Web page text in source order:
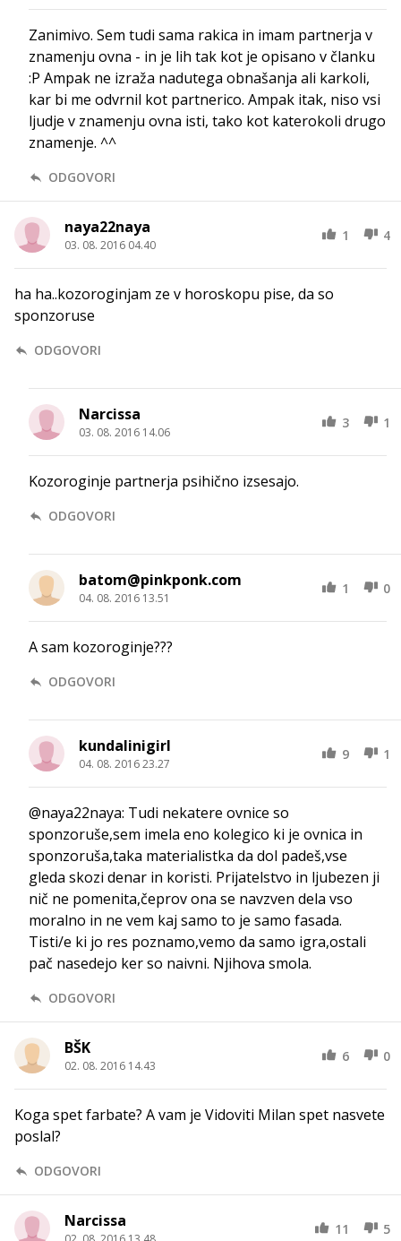
Zanimivo. Sem tudi sama rakica in imam partnerja v
znamenju ovna - in je lih tak kot je opisano v članku
:P Ampak ne izraža nadutega obnašanja ali karkoli,
kar bi me odvrnil kot partnerico. Ampak itak, niso vsi
ljudje v znamenju ovna isti, tako kot katerokoli drugo
znamenje. ^^
ODGOVORI
naya22naya
03. 08. 2016 04.40
1 4
ha ha..kozoroginjam ze v horoskopu pise, da so
sponzoruse
ODGOVORI
Narcissa
03. 08. 2016 14.06
3 1
Kozoroginje partnerja psihično izsesajo.
ODGOVORI
batom@pinkponk.com
04. 08. 2016 13.51
1 0
A sam kozoroginje???
ODGOVORI
kundalinigirl
04. 08. 2016 23.27
9 1
@naya22naya: Tudi nekatere ovnice so
sponzoruše,sem imela eno kolegico ki je ovnica in
sponzoruša,taka materialistka da dol padeš,vse
gleda skozi denar in koristi. Prijatelstvo in ljubezen ji
nič ne pomenita,čeprov ona se navzven dela vso
moralno in ne vem kaj samo to je samo fasada.
Tisti/e ki jo res poznamo,vemo da samo igra,ostali
pač nasedejo ker so naivni. Njihova smola.
ODGOVORI
BŠK
02. 08. 2016 14.43
6 0
Koga spet farbate? A vam je Vidoviti Milan spet nasvete
poslal?
ODGOVORI
Narcissa 11 5